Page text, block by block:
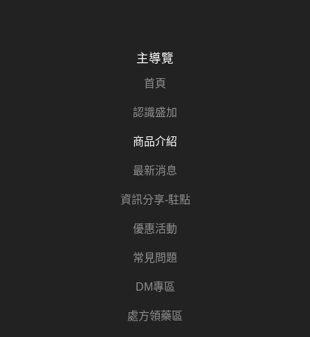
主導覽
首頁
認識盛加
商品介紹
最新消息
資訊分享-駐點
優惠活動
常見問題
DM專區
處方領藥區